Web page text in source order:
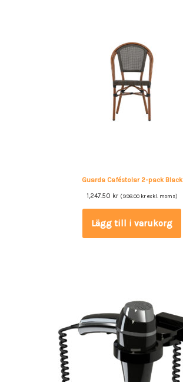
Guarda Caféstolar 2-pack Black
1,247.50 kr (998.00 krexkl. moms)
Lägg till i varukorg